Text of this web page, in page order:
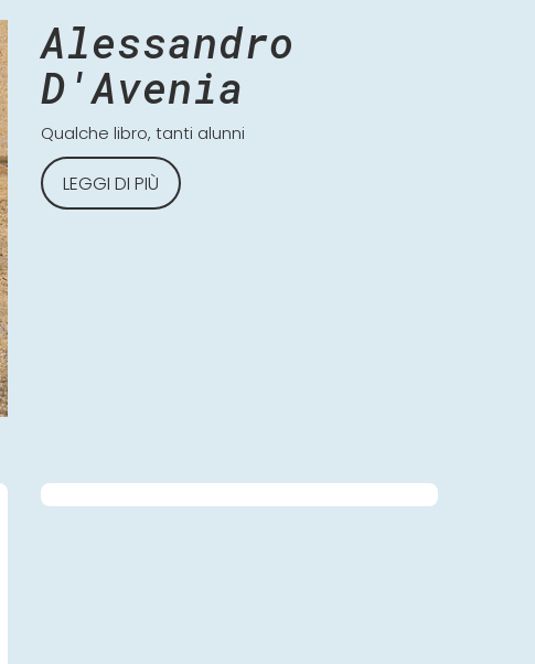
Alessandro
D'Avenia
Qualche libro, tanti alunni
LEGGI DI PIÙ